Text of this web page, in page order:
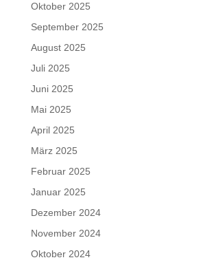
Oktober 2025
September 2025
August 2025
Juli 2025
Juni 2025
Mai 2025
April 2025
März 2025
Februar 2025
Januar 2025
Dezember 2024
November 2024
Oktober 2024